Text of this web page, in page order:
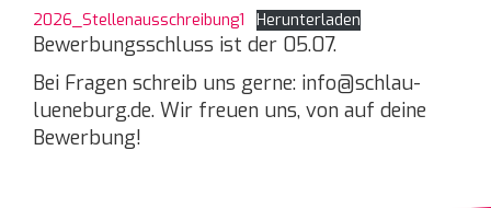
2026_Stellenausschreibung1 Herunterladen
Bewerbungsschluss ist der 05.07.
Bei Fragen schreib uns gerne: info@schlau-
lueneburg.de. Wir freuen uns, von auf deine
Bewerbung!